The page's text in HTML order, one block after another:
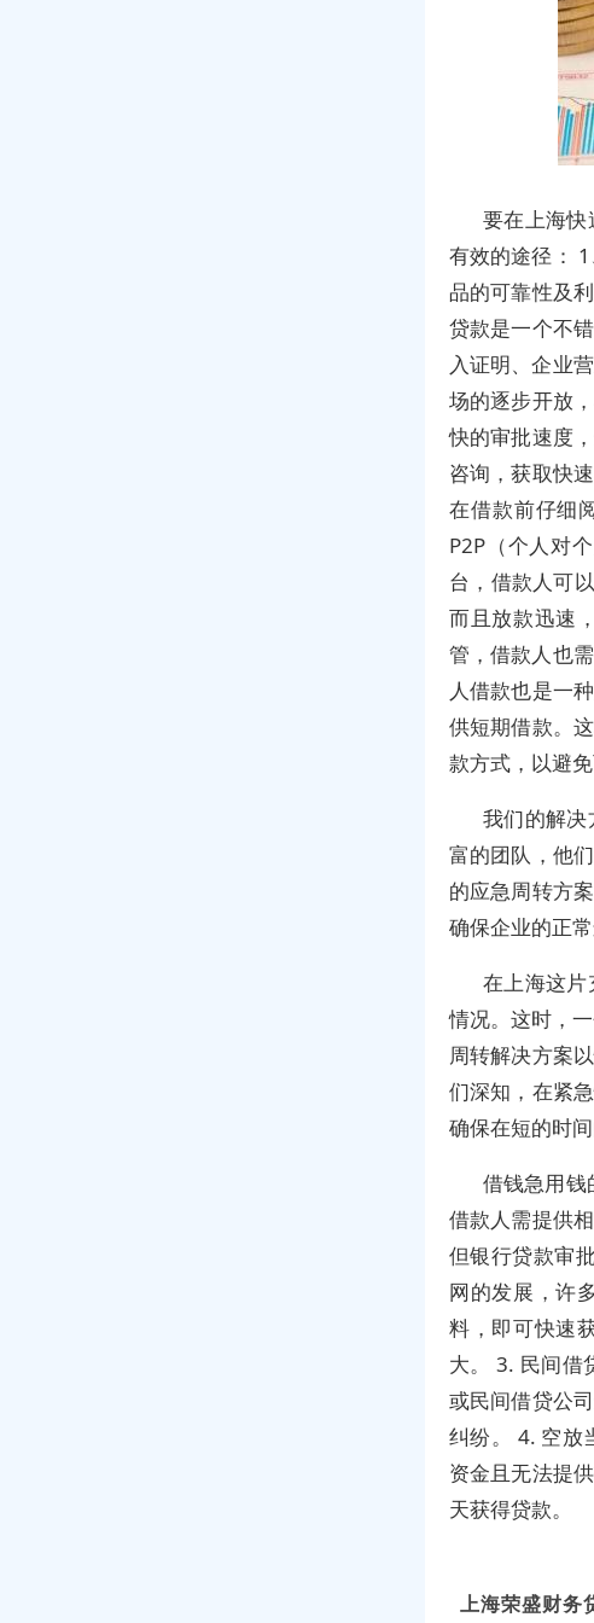
要在上海快
有效的途径：
品的可靠性及
贷款是一个不
入证明、企业
场的逐步开放
快的审批速度
咨询，获取快
在借款前仔细
P2P（个人对
台，借款人可
而且放款迅速
管，借款人也
人借款也是一
供短期借款。
款方式，以避免
我们的解
富的团队，他
的应急周转方
确保企业的正常
在上海这
情况。这时，
周转解决方案
们深知，在紧
确保在短的时
借钱急用钱
借款人需提供
但银行贷款审
网的发展，许
料，即可快速
大。 3. 民间借
或民间借贷公
纠纷。 4. 空放
资金且无法提
天获得贷款。
上海荣盛财务